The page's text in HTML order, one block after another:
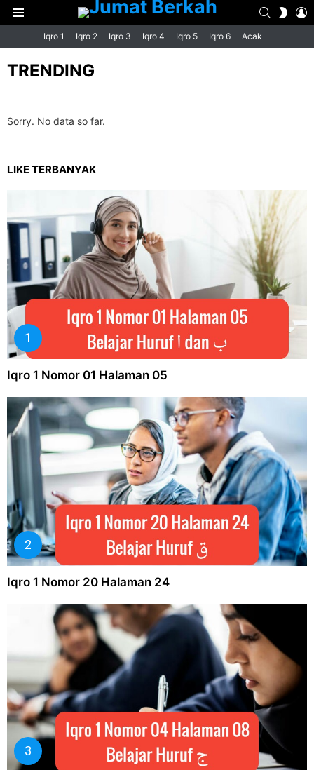
Menu
SEARCH
SKIN
Iqro 1 Iqro 2 Iqro 3 Iqro 4 Iqro 5 Iqro 6 Acak
TRENDING
Sorry. No data so far.
LIKE TERBANYAK
Iqro 1 Nomor 01 Halaman 05
Iqro 1 Nomor 20 Halaman 24